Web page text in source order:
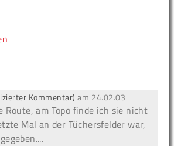
Kommentar) am 24.02.03
Route, am Topo finde ich sie nicht
Mal an der Tüchersfelder war,